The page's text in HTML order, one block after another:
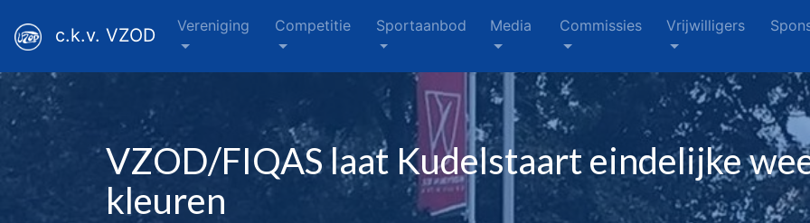
c.k.v. VZOD Vereniging Competitie Sportaanbod Media Commissies Vrijwilligers
VZOD/FIQAS laat Kudelstaart eindelijke
kleuren